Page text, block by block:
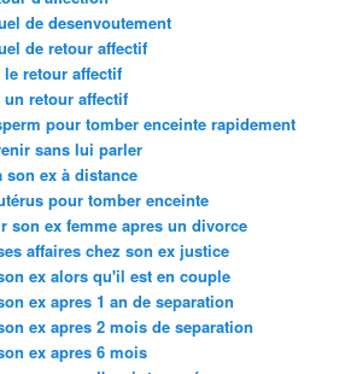
de desenvoutement
de retour affectif
retour affectif
retour affectif
pour tomber enceinte rapidement
sans lui parler
son ex à distance
pour tomber enceinte
son ex femme apres un divorce
affaires chez son ex justice
ex alors qu'il est en couple
ex apres 1 an de separation
ex apres 2 mois de separation
ex apres 6 mois